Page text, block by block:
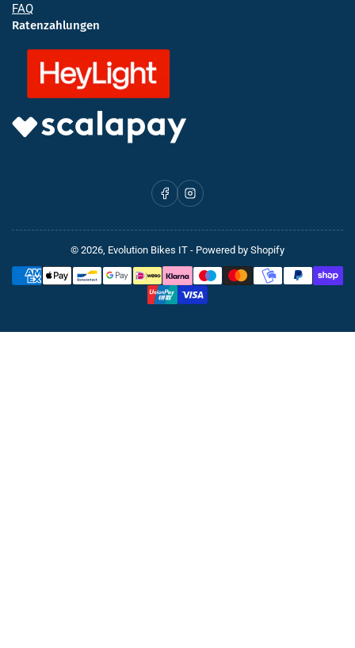
FAQ
Ratenzahlungen
FacebookInstagram
© 2026, Evolution Bikes IT - Powered by Shopify
Zahlungsmethoden